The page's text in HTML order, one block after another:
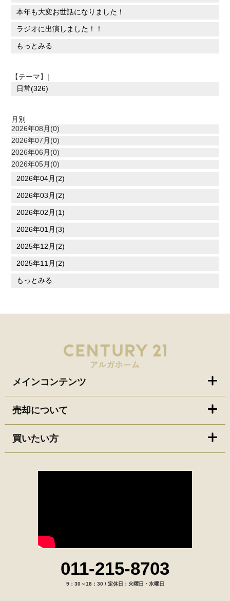
本年も大変お世話になりました！
ラジオに出演しました！！
もっとみる
【テーマ】|
日常(326)
月別
2026年08月(0)
2026年07月(0)
2026年06月(0)
2026年05月(0)
2026年04月(2)
2026年03月(2)
2026年02月(1)
2026年01月(3)
2025年12月(2)
2025年11月(2)
もっとみる
メインコンテンツ
売却について
買いたい方
011-215-8703
9：30～18：30 / 定休日：火曜日・水曜日